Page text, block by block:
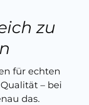
zu
für echten
– bei
das.